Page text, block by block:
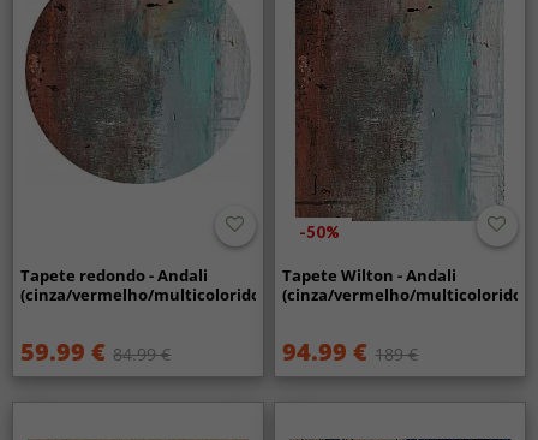
Tapete redondo - Andali
(cinza/vermelho/multicolorido)
59.99 € 84.99 €
-50%
Tapete Wilton - Andali
(cinza/vermelho/multicolorido)
94.99 € 189 €